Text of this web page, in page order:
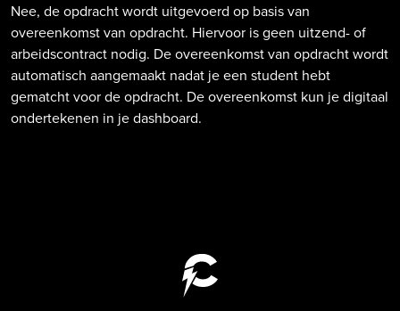
Nee, de opdracht wordt uitgevoerd op basis van
overeenkomst van opdracht. Hiervoor is geen uitzend- of
arbeidscontract nodig. De overeenkomst van opdracht wordt
automatisch aangemaakt nadat je een student hebt
gematcht voor de opdracht. De overeenkomst kun je digitaal
ondertekenen in je dashboard.